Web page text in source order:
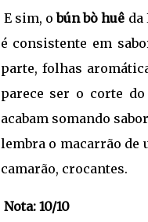
E sim, obún bò huê da
é consistente em
parte, folhas
parece ser o corte
acabam somando
lembra o macarrão de
camarão, crocantes.
Nota: 10/10